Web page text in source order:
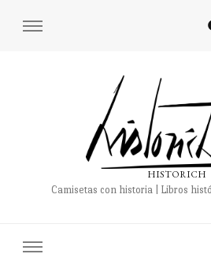
HISTORICH
Camisetas con historia | Libros